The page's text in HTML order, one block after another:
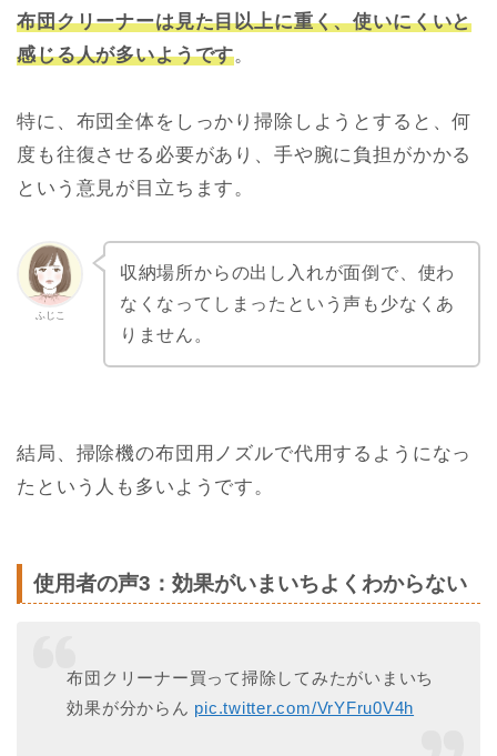
布団クリーナーは見た目以上に重く、使いにくいと
感じる人が多いようです。
特に、布団全体をしっかり掃除しようとすると、何
度も往復させる必要があり、手や腕に負担がかかる
という意見が目立ちます。
ふじこ
収納場所からの出し入れが面倒で、使わ
なくなってしまったという声も少なくあ
りません。
結局、掃除機の布団用ノズルで代用するようになっ
たという人も多いようです。
使用者の声3：効果がいまいちよくわからない
布団クリーナー買って掃除してみたがいまいち
効果が分からん pic.twitter.com/VrYFru0V4h